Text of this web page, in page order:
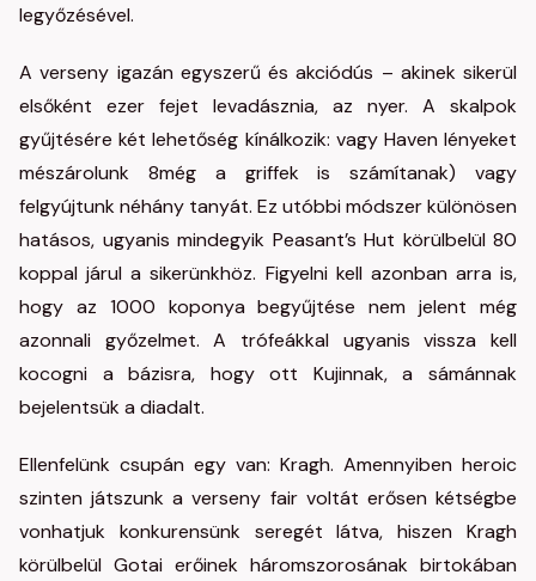
legyőzésével.
A verseny igazán egyszerű és akciódús – akinek sikerül
elsőként ezer fejet levadásznia, az nyer. A skalpok
gyűjtésére két lehetőség kínálkozik: vagy Haven lényeket
mészárolunk 8még a griffek is számítanak) vagy
felgyújtunk néhány tanyát. Ez utóbbi módszer különösen
hatásos, ugyanis mindegyik Peasant’s Hut körülbelül 80
koppal járul a sikerünkhöz. Figyelni kell azonban arra is,
hogy az 1000 koponya begyűjtése nem jelent még
azonnali győzelmet. A trófeákkal ugyanis vissza kell
kocogni a bázisra, hogy ott Kujinnak, a sámánnak
bejelentsük a diadalt.
Ellenfelünk csupán egy van: Kragh. Amennyiben heroic
szinten játszunk a verseny fair voltát erősen kétségbe
vonhatjuk konkurensünk seregét látva, hiszen Kragh
körülbelül Gotai erőinek háromszorosának birtokában